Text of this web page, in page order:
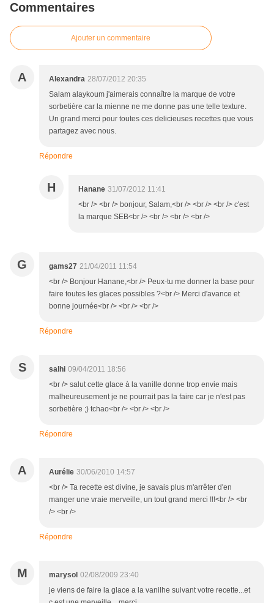
Commentaires
Ajouter un commentaire
A Alexandra 28/07/2012 20:35
Salam alaykoum j'aimerais connaître la marque de votre
sorbetière car la mienne ne me donne pas une telle texture.
Un grand merci pour toutes ces delicieuses recettes que vous
partagez avec nous.
Répondre
H Hanane 31/07/2012 11:41
<br /> <br /> bonjour, Salam,<br /> <br /> <br /> c'est
la marque SEB<br /> <br /> <br /> <br />
G gams27 21/04/2011 11:54
<br /> Bonjour Hanane,<br /> Peux-tu me donner la base pour
faire toutes les glaces possibles ?<br /> Merci d'avance et
bonne journée<br /> <br /> <br />
Répondre
S salhi 09/04/2011 18:56
<br /> salut cette glace à la vanille donne trop envie mais
malheureusement je ne pourrait pas la faire car je n'est pas
sorbetière ;) tchao<br /> <br /> <br />
Répondre
A Aurélie 30/06/2010 14:57
<br /> Ta recette est divine, je savais plus m'arrêter d'en
manger une vraie merveille, un tout grand merci !!!<br /> <br
/> <br />
Répondre
M marysol 02/08/2009 23:40
je viens de faire la glace a la vanilhe suivant votre recette...et